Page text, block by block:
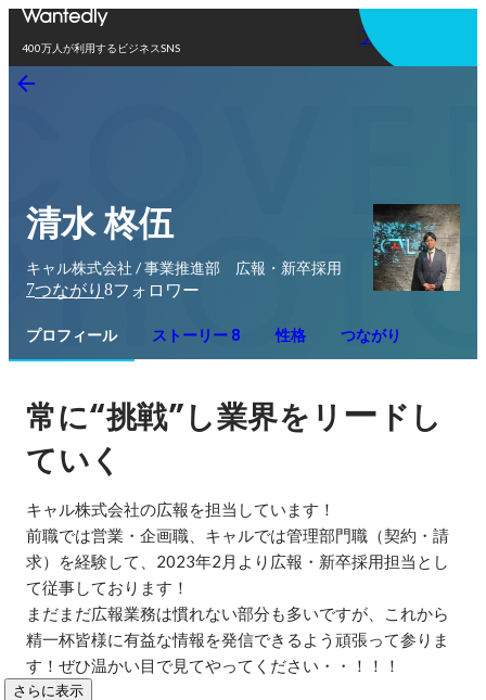
400万人が利用するビジネスSNS
アプリを使う
清水 柊伍
キャル株式会社 / 事業推進部 広報・新卒採用
7つながり 8フォロワー
プロフィール ストーリー 8 性格 つながり
常に“挑戦”し業界をリ ー ドし
ていく
キャル株式会社の広報を担当しています！
前職では営業・企画職、キャルでは管理部門職（契約・請
求）を経験して、2023年2月より広報・新卒採用担当とし
て従事しております！
まだまだ広報業務は慣れない部分も多いですが、これから
精一杯皆様に有益な情報を発信できるよう頑張って参りま
す！ぜひ温かい目で見てやってください・・！！！
さらに表示